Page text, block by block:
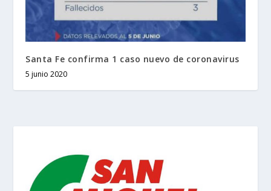
Santa Fe confirma 1 caso nuevo de coronavirus
5 junio 2020